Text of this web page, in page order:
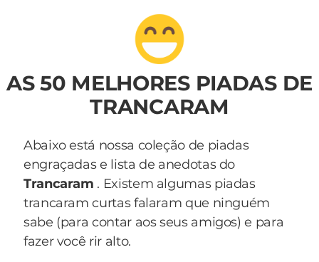
AS 50 MELHORES PIADAS DE
TRANCARAM
Abaixo está nossa coleção de piadas
engraçadas e lista de anedotas do
Trancaram . Existem algumas piadas
trancaram curtas falaram que ninguém
sabe (para contar aos seus amigos) e para
fazer você rir alto.